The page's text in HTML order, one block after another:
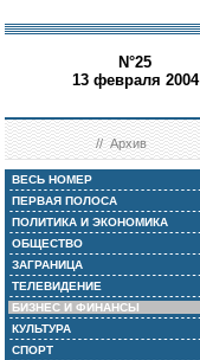
N°25
13 февраля 2004
//Архив
ВЕСЬ НОМЕР
ПЕРВАЯ ПОЛОСА
ПОЛИТИКА И ЭКОНОМИКА
ОБЩЕСТВО
ЗАГРАНИЦА
ТЕЛЕВИДЕНИЕ
БИЗНЕС И ФИНАНСЫ
КУЛЬТУРА
СПОРТ